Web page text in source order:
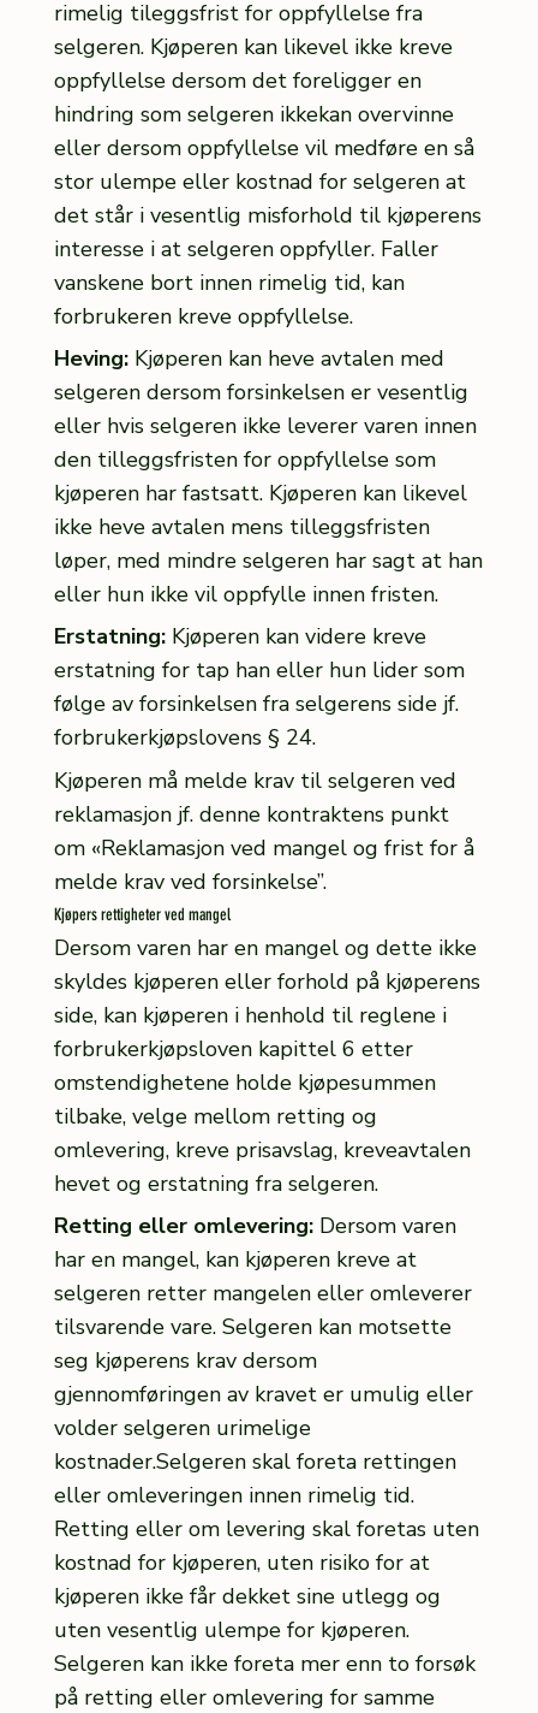
rimelig tileggsfrist for oppfyllelse fra
selgeren. Kjøperen kan likevel ikke kreve
oppfyllelse dersom det foreligger en
hindring som selgeren ikkekan overvinne
eller dersom oppfyllelse vil medføre en så
stor ulempe eller kostnad for selgeren at
det står i vesentlig misforhold til kjøperens
interesse i at selgeren oppfyller. Faller
vanskene bort innen rimelig tid, kan
forbrukeren kreve oppfyllelse.
Heving:Kjøperen kan heve avtalen med
selgeren dersom forsinkelsen er vesentlig
eller hvis selgeren ikke leverer varen innen
den tilleggsfristen for oppfyllelse som
kjøperen har fastsatt. Kjøperen kan likevel
ikke heve avtalen mens tilleggsfristen
løper, med mindre selgeren har sagt at han
eller hun ikke vil oppfylle innen fristen.
Erstatning:Kjøperen kan videre kreve
erstatning for tap han eller hun lider som
følge av forsinkelsen fra selgerens side jf.
forbrukerkjøpslovens § 24.
Kjøperen må melde krav til selgeren ved
reklamasjon jf. denne kontraktens punkt
om «Reklamasjon ved mangel og frist for å
melde krav ved forsinkelse”.
Kjøpers rettigheter ved mangel
Dersom varen har en mangel og dette ikke
skyldes kjøperen eller forhold på kjøperens
side, kan kjøperen i henhold til reglene i
forbrukerkjøpsloven kapittel 6 etter
omstendighetene holde kjøpesummen
tilbake, velge mellom retting og
omlevering, kreve prisavslag, kreveavtalen
hevet og erstatning fra selgeren.
Retting eller omlevering:Dersom varen
har en mangel, kan kjøperen kreve at
selgeren retter mangelen eller omleverer
tilsvarende vare. Selgeren kan motsette
seg kjøperens krav dersom
gjennomføringen av kravet er umulig eller
volder selgeren urimelige
kostnader.Selgeren skal foreta rettingen
eller omleveringen innen rimelig tid.
Retting eller om levering skal foretas uten
kostnad for kjøperen, uten risiko for at
kjøperen ikke får dekket sine utlegg og
uten vesentlig ulempe for kjøperen.
Selgeren kan ikke foreta mer enn to forsøk
på retting eller omlevering for samme